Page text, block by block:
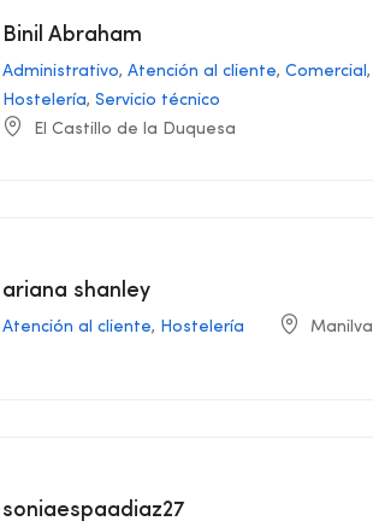
Binil Abraham
Administrativo,Atención al cliente,Comercial,
Hostelería,Servicio técnico
El Castillo de la Duquesa
ariana shanley
Atención al cliente, Hostelería Manilva
soniaespaadiaz27